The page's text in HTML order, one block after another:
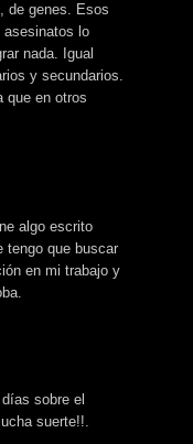
de genes. Esos
asesinatos lo
nada. Igual
y secundarios.
que en otros
algo escrito
tengo que buscar
en mi trabajo y
sobre el
suerte!!.